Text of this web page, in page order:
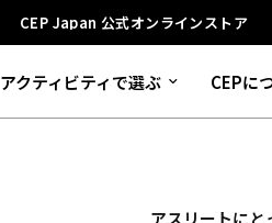
CEP Japan 公式オンラインストア
アクティビティで選ぶ CEPに
アスリートにと